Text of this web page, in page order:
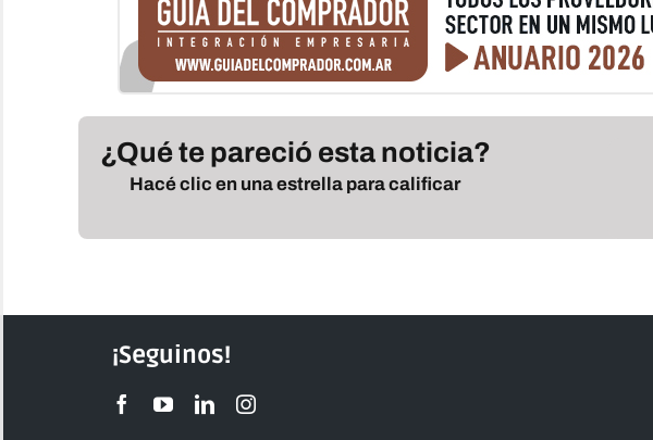
¿Qué te pareció esta noticia?
Hacé clic en una estrella para calificar
¡Seguinos!